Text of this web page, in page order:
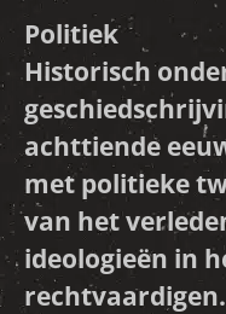
Politiek
Historisch
achttiende
met politieke
van het
ideologieën in